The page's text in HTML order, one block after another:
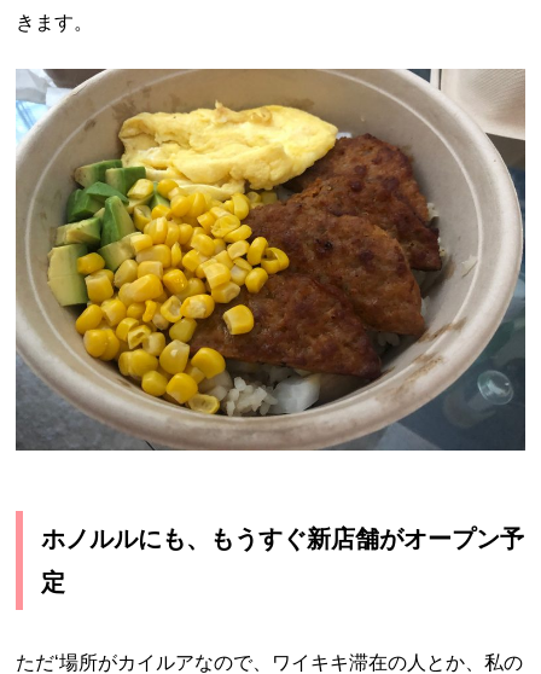
きます。
ホノルルにも、もうすぐ新店舗がオープン予
定
ただ‘場所がカイルアなので、ワイキキ滞在の人とか、私の